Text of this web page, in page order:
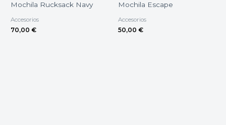
Mochila Rucksack Navy
Accesorios
70,00 €
Mochila Escape
Accesorios
50,00 €